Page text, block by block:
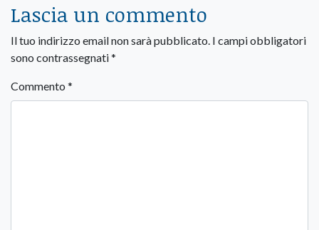
Lascia un commento
Il tuo indirizzo email non sarà pubblicato. I campi obbligatori
sono contrassegnati*
Commento *